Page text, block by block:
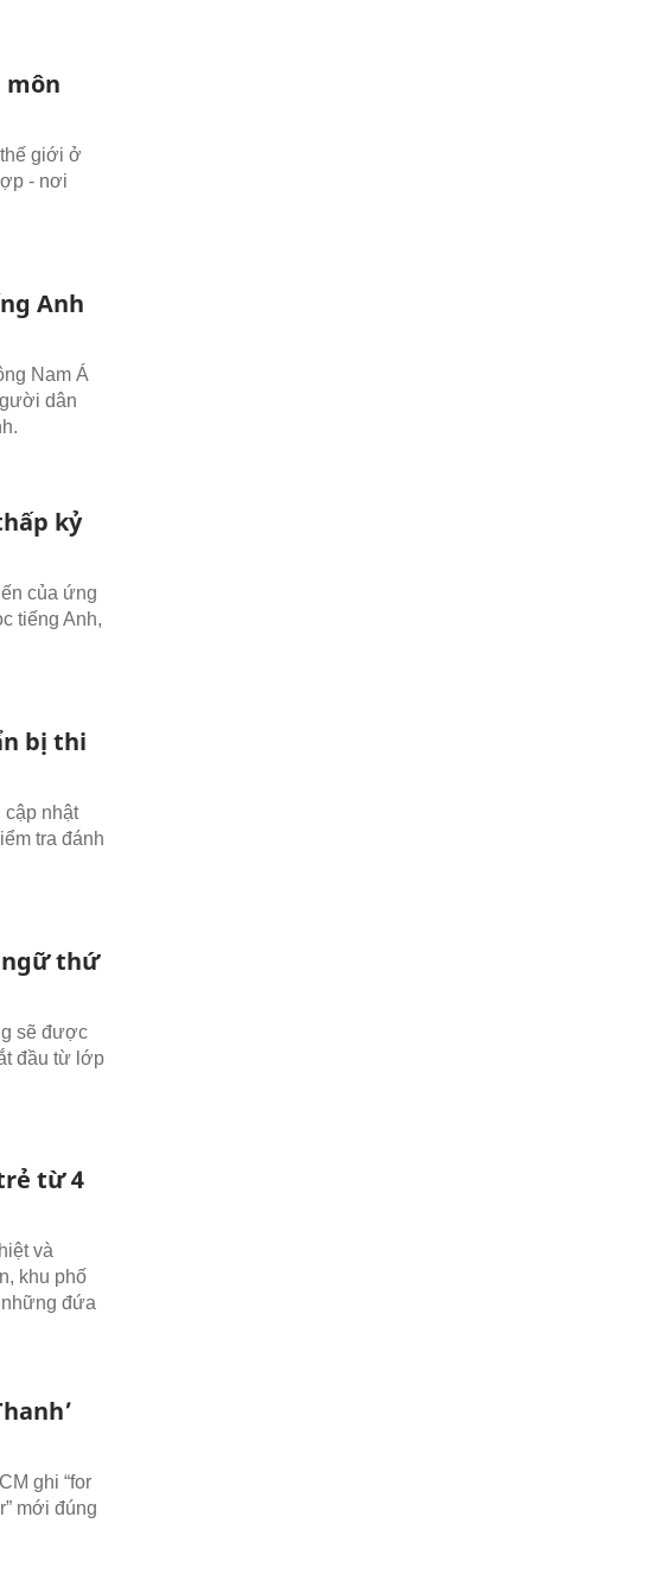
môn
giới ở
- nơi
Anh
Nam Á
dân
kỷ
của ứng
tiếng Anh,
bị thi
cập nhật
tra đánh
ngữ thứ
sẽ được
đầu từ lớp
từ 4
và
khu phố
đứa
ghi “for
mới đúng